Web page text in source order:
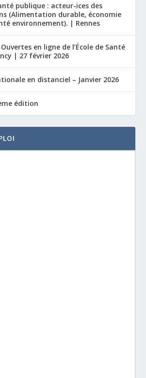
publique : acteur-ices des
(Alimentation durable, économie
environnement). | Rennes
en ligne de l’École de Santé
| 27 février 2026
en distanciel – Janvier 2026
édition